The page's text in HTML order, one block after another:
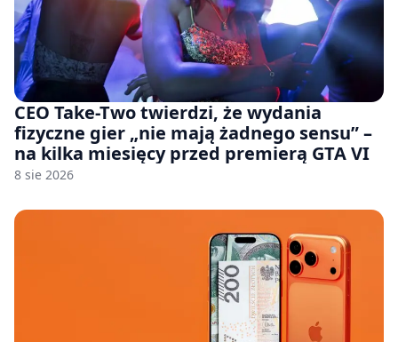
CEO Take-Two twierdzi, że wydania
fizyczne gier „nie mają żadnego sensu” –
na kilka miesięcy przed premierą GTA VI
8 sie 2026